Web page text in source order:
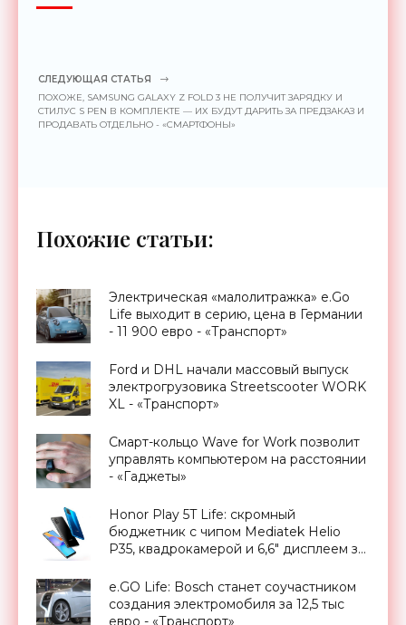
СЛЕДУЮЩАЯ СТАТЬЯ
ПОХОЖЕ, SAMSUNG GALAXY Z FOLD 3 НЕ ПОЛУЧИТ ЗАРЯДКУ И
СТИЛУС S PEN В КОМПЛЕКТЕ — ИХ БУДУТ ДАРИТЬ ЗА ПРЕДЗАКАЗ И
ПРОДАВАТЬ ОТДЕЛЬНО - «СМАРТФОНЫ»
Похожие статьи:
Электрическая «малолитражка» e.Go
Life выходит в серию, цена в Германии
- 11 900 евро - «Транспорт»
Ford и DHL начали массовый выпуск
электрогрузовика Streetscooter WORK
XL - «Транспорт»
Смарт-кольцо Wave for Work позволит
управлять компьютером на расстоянии
- «Гаджеты»
Honor Play 5T Life: скромный
бюджетник с чипом Mediatek Helio
P35, квадрокамерой и 6,6" дисплеем за
e.GO Life: Bosch станет соучастником
создания электромобиля за 12,5 тыс
евро - «Транспорт»